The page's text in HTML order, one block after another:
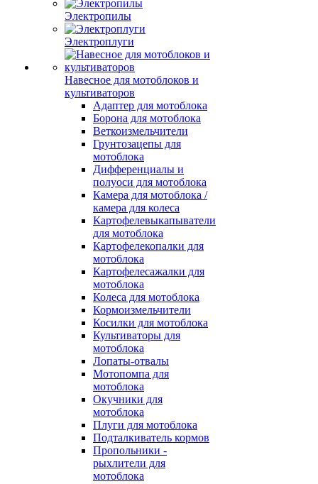
Электропилы
Электроплуги
Навесное для мотоблоков и
культиваторов
Адаптер для мотоблока
Борона для мотоблока
Веткоизмельчители
Грунтозацепы для
мотоблока
Дифференциалы и
полуоси для мотоблока
Камера для мотоблока /
камера для колеса
Картофелевыкапыватели
для мотоблока
Картофелекопалки для
мотоблока
Картофелесажалки для
мотоблока
Колеса для мотоблока
Кормоизмельчители
Косилки для мотоблока
Культиваторы для
мотоблока
Лопаты-отвалы
Мотопомпа для
мотоблока
Окучники для
мотоблока
Плуги для мотоблока
Подталкиватель кормов
Пропольники -
рыхлители для
мотоблока